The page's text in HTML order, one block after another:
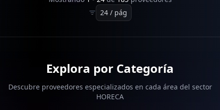
Explora por Categoría
Descubre proveedores especializados en cada área del sector
HORECA